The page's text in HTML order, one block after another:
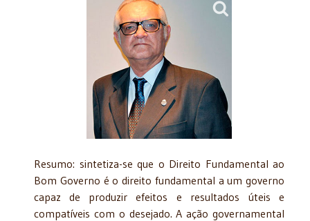
Resumo: sintetiza-se que o Direito Fundamental ao
Bom Governo é o direito fundamental a um governo
capaz de produzir efeitos e resultados úteis e
compatíveis com o desejado. A ação governamental